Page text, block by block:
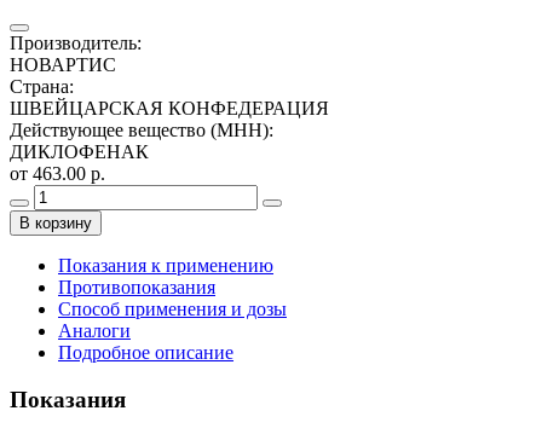
Производитель:
НОВАРТИС
Страна:
ШВЕЙЦАРСКАЯ КОНФЕДЕРАЦИЯ
Действующее вещество (МНН):
ДИКЛОФЕНАК
от 463.00 р.
В корзину
Показания к применению
Противопоказания
Способ применения и дозы
Аналоги
Подробное описание
Показания